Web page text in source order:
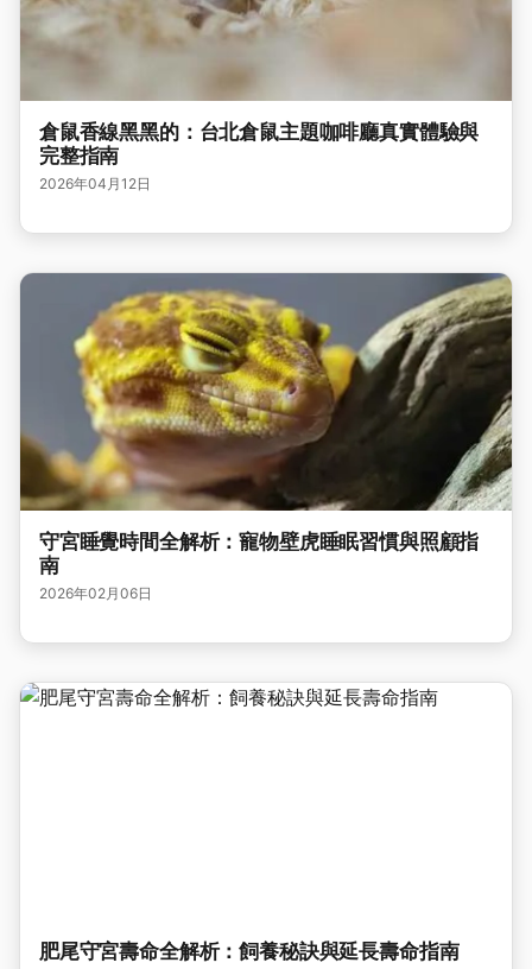
倉鼠香線黑黑的：台北倉鼠主題咖啡廳真實體驗與
完整指南
2026年04月12日
守宮睡覺時間全解析：寵物壁虎睡眠習慣與照顧指
南
2026年02月06日
肥尾守宮壽命全解析：飼養秘訣與延長壽命指南